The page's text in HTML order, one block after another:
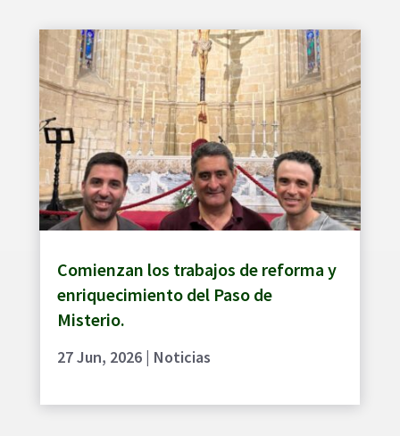
Comienzan los trabajos de reforma y
enriquecimiento del Paso de
Misterio.
27 Jun, 2026| Noticias